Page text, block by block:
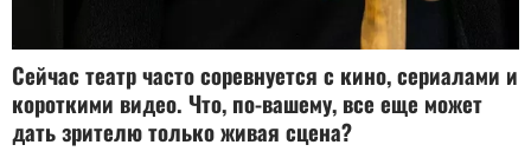
Сейчас театр часто соревнуется с кино, сериалами и
короткими видео. Что, по-вашему, все еще может
дать зрителю только живая сцена?